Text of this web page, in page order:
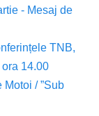
- Mesaj de
TNB,
14.00
Motoi / ”Sub